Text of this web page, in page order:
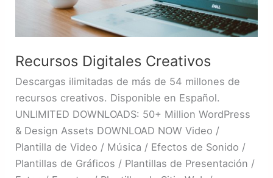
Recursos Digitales Creativos
Descargas ilimitadas de más de 54 millones de
recursos creativos. Disponible en Español.
UNLIMITED DOWNLOADS: 50+ Million WordPress
& Design Assets DOWNLOAD NOW Video /
Plantilla de Video / Música / Efectos de Sonido /
Plantillas de Gráficos / Plantillas de Presentación /